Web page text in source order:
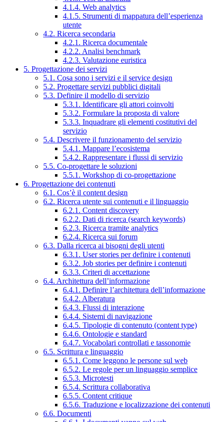
4.1.4. Web analytics
4.1.5. Strumenti di mappatura dell’esperienza
utente
4.2. Ricerca secondaria
4.2.1. Ricerca documentale
4.2.2. Analisi benchmark
4.2.3. Valutazione euristica
5. Progettazione dei servizi
5.1. Cosa sono i servizi e il service design
5.2. Progettare servizi pubblici digitali
5.3. Definire il modello di servizio
5.3.1. Identificare gli attori coinvolti
5.3.2. Formulare la proposta di valore
5.3.3. Inquadrare gli elementi costitutivi del
servizio
5.4. Descrivere il funzionamento del servizio
5.4.1. Mappare l’ecosistema
5.4.2. Rappresentare i flussi di servizio
5.5. Co-progettare le soluzioni
5.5.1. Workshop di co-progettazione
6. Progettazione dei contenuti
6.1. Cos’è il content design
6.2. Ricerca utente sui contenuti e il linguaggio
6.2.1. Content discovery
6.2.2. Dati di ricerca (search keywords)
6.2.3. Ricerca tramite analytics
6.2.4. Ricerca sui forum
6.3. Dalla ricerca ai bisogni degli utenti
6.3.1. User stories per definire i contenuti
6.3.2. Job stories per definire i contenuti
6.3.3. Criteri di accettazione
6.4. Architettura dell’informazione
6.4.1. Definire l’architettura dell’informazione
6.4.2. Alberatura
6.4.3. Flussi di interazione
6.4.4. Sistemi di navigazione
6.4.5. Tipologie di contenuto (content type)
6.4.6. Ontologie e standard
6.4.7. Vocabolari controllati e tassonomie
6.5. Scrittura e linguaggio
6.5.1. Come leggono le persone sul web
6.5.2. Le regole per un linguaggio semplice
6.5.3. Microtesti
6.5.4. Scrittura collaborativa
6.5.5. Content critique
6.5.6. Traduzione e localizzazione dei contenuti
6.6. Documenti